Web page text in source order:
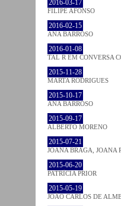
2016-03-17
FILIPE AFONSO
2016-02-15
ANA BARROSO
2016-01-08
TAL R EM CONVERSA
2015-11-28
MARTA RODRIGUES
2015-10-17
ANA BARROSO
2015-09-17
ALBERTO MORENO
2015-07-21
JOANA BRAGA, JOANA
2015-06-20
PATRÍCIA PRIOR
2015-05-19
JOÃO CARLOS DE